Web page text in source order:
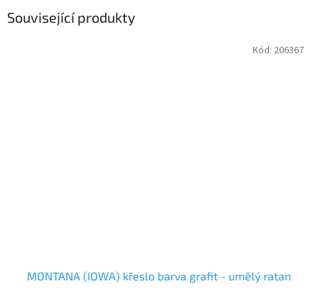
Související produkty
MONTANA (IOWA) křeslo barva grafit - umělý ratan
Kód: 206367